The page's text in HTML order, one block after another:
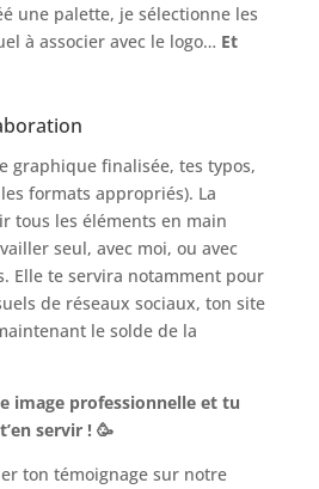
une palette, je sélectionne les
à associer avec le logo… Et
graphique finalisée, tes typos,
formats appropriés). La
tous les éléments en main
seul, avec moi, ou avec
Elle te servira notamment pour
de réseaux sociaux, ton site
le solde de la
image professionnelle et tu
servir ! 🥳
ton témoignage sur notre